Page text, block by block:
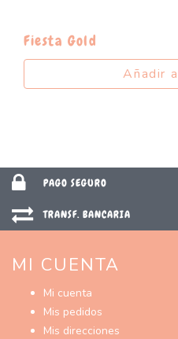
Fiesta Gold
Añadir
PAGO SEGURO
TRANSF. BANCARIA
MI CUENTA
Mi cuenta
Mis pedidos
Mis direcciones